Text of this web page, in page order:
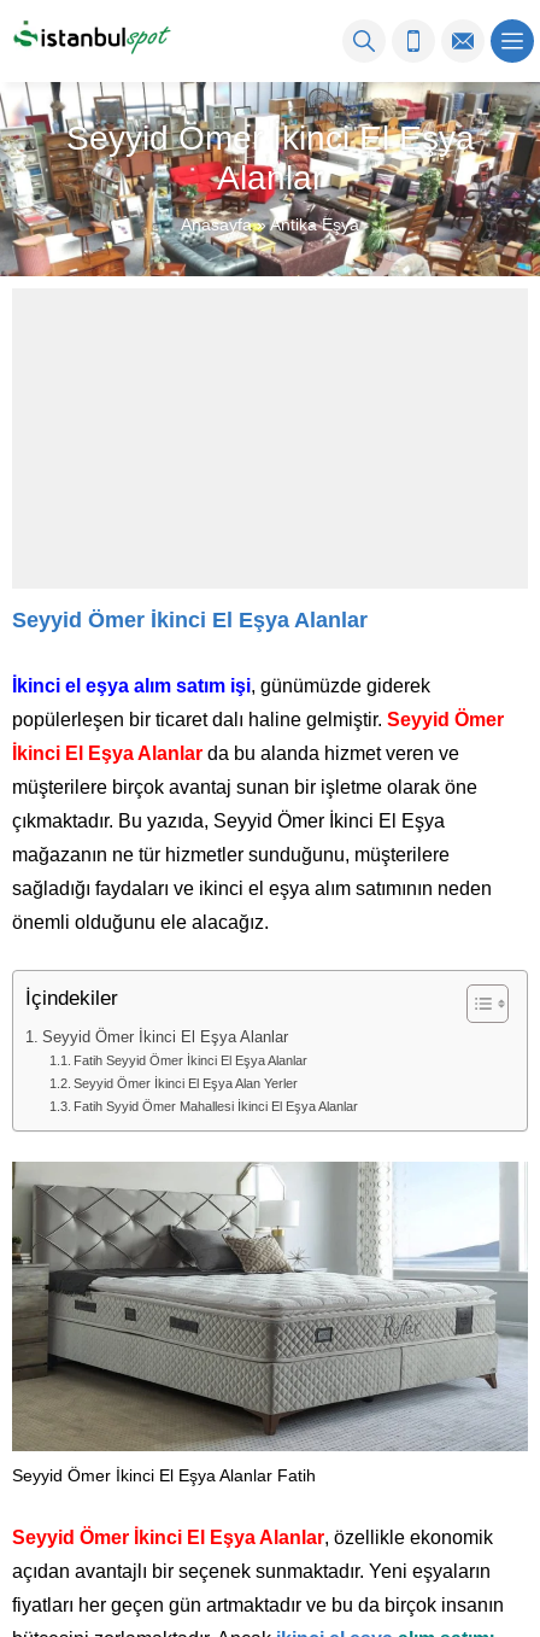
Seyyid Ömer İkinci El Eşya
Alanlar
Anasayfa»Antika Eşya
Seyyid Ömer İkinci El Eşya Alanlar
İkinci el eşya alım satım işi, günümüzde giderek
popülerleşen bir ticaret dalı haline gelmiştir. Seyyid Ömer
İkinci El Eşya Alanlar da bu alanda hizmet veren ve
müşterilere birçok avantaj sunan bir işletme olarak öne
çıkmaktadır. Bu yazıda, Seyyid Ömer İkinci El Eşya
mağazanın ne tür hizmetler sunduğunu, müşterilere
sağladığı faydaları ve ikinci el eşya alım satımının neden
önemli olduğunu ele alacağız.
İçindekiler
Seyyid Ömer İkinci El Eşya Alanlar
Fatih Seyyid Ömer İkinci El Eşya Alanlar
Seyyid Ömer İkinci El Eşya Alan Yerler
Fatih Syyid Ömer Mahallesi İkinci El Eşya Alanlar
Seyyid Ömer İkinci El Eşya Alanlar Fatih
Seyyid Ömer İkinci El Eşya Alanlar, özellikle ekonomik
açıdan avantajlı bir seçenek sunmaktadır. Yeni eşyaların
fiyatları her geçen gün artmaktadır ve bu da birçok insanın